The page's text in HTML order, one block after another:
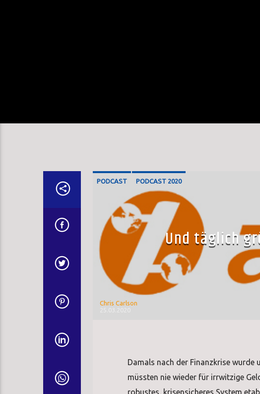
PODCAST PODCAST 2020
Und täglich
Chris Carlson
Damals nach der Finanzkrise wurde
müssten nie wieder für irrwitzige
robustes, krisensicheres System